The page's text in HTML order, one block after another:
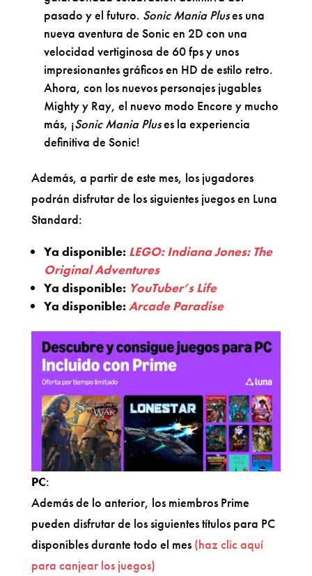
pasado y el futuro. Sonic Mania Pluses una
nueva aventura de Sonic en 2D con una
velocidad vertiginosa de 60 fps y unos
impresionantes gráficos en HD de estilo retro.
Ahora, con los nuevos personajes jugables
Mighty y Ray, el nuevo modo Encore y mucho
más, ¡Sonic Mania Pluses la experiencia
definitiva de Sonic!
Además, a partir de este mes, los jugadores
podrán disfrutar de los siguientes juegos en Luna
Standard:
Ya disponible: LEGO: Indiana Jones: The
Original Adventures
Ya disponible: YouTuber’s Life
Ya disponible: Arcade Paradise
PC:
Además de lo anterior, los miembros Prime
pueden disfrutar de los siguientes títulos para PC
disponibles durante todo el mes (haz clic aquí
para canjear los juegos)